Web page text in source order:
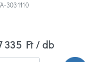
3031110
335 Ft / db